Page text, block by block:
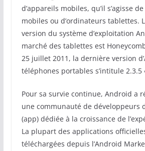
d’appareils mobiles, qu’il s’agisse
mobiles ou d’ordinateurs tablettes.
version du système d’exploitation
marché des tablettes est
25 juillet 2011, la dernière version
téléphones portables s’intitule 2.3.5
Pour sa survie continue, Android a
une communauté de développeurs
(app) dédiée à la croissance de
La plupart des applications
téléchargées depuis l’Android